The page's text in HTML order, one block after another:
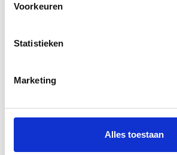
Voorkeuren
Statistieken
Marketing
Alles toestaan
Jacket